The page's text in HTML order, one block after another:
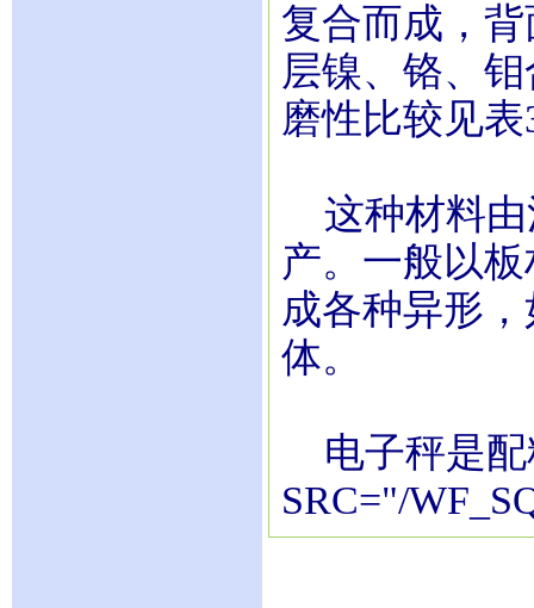
复合而成，
层镍、铬、
磨性比较见表
这种材料由
产。一般以
成各种异形
体。
电子秤是配
SRC="/